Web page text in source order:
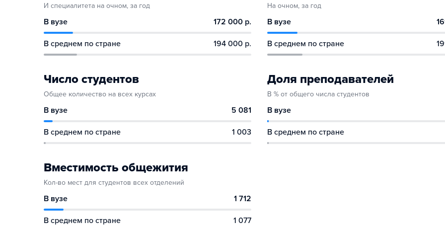
И специалитета на очном, за год
В вузе 172 000 р.
В среднем по стране 194 000 р.
На очном, за год
В вузе
В среднем по стране
Число студентов
Общее количество на всех курсах
В вузе 5 081
В среднем по стране 1 003
Доля преподавателей
В % от общего числа студентов
В вузе
В среднем по стране
Вместимость общежития
Кол-во мест для студентов всех отделений
В вузе 1 712
В среднем по стране 1 077